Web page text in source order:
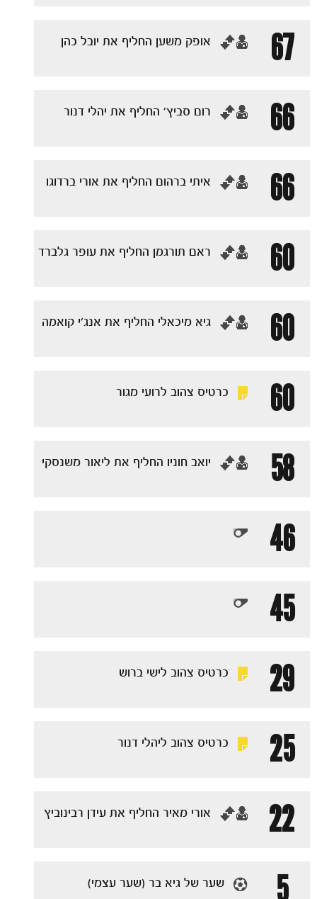
משחקים
ותוצאות
כרטיסים
67 ‏אופק משען החליף את יובל כהן
66 ‏רום סביץ׳ החליף את יהלי דנור
66 ‏איתי ברהום החליף את אורי ברדוגו
60 ‏ראם תורגמן החליף את עופר גלברד
60 ‏גיא מיכאלי החליף את אנג׳י קואמה
60 כרטיס צהוב לרועי מגור
58 ‏יואב חוניו החליף את ליאור משנסקי
46
45
29
כרטיס צהוב לישי ברוש
25 כרטיס צהוב ליהלי דנור
22 ‏אורי מאיר החליף את עידן רבינוביץ
5 שער של גיא בר (שער עצמי)